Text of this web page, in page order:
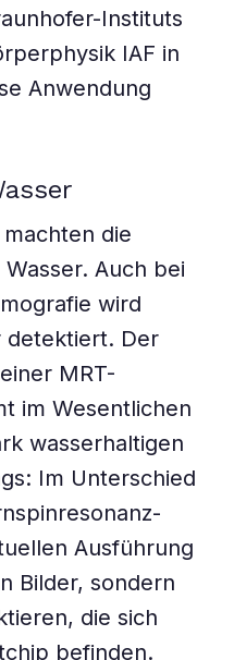
Instituts
IAF in
Anwendung
die
Auch bei
wird
detektiert. Der
MRT-
im Wesentlichen
wasserhaltigen
Im Unterschied
Ausführung
Bilder, sondern
die sich
befinden.